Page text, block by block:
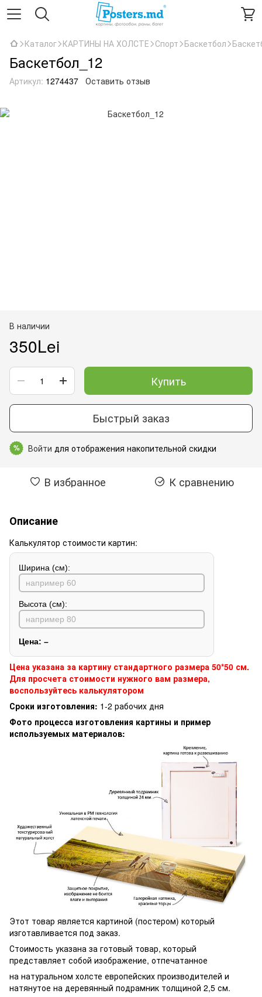
Каталог КАРТИНЫ НА ХОЛСТЕ Спорт Баскетбол
Баскетбол_12
Артикул: 1274437 Оставить отзыв
В наличии
350Lei
Купить
Быстрый заказ
% Войти для отображения накопительной скидки
В избранное К сравнению
Описание
Калькулятор стоимости картин:
Ширина (см):
Высота (см):
Цена: –
Цена указана за картину стандартного размера 50*50 см.
Для просчета стоимости нужного вам размера,
воспользуйтесь калькулятором
Сроки изготовления: 1-2 рабочих дня
Фото процесса изготовления картины и пример
используемых материалов:
Этот товар является картиной (постером) который
изготавливается под заказ.
Стоимость указана за готовый товар, который
представляет собой изображение, отпечатанное
на натуральном холсте европейских производителей и
натянутое на деревянный подрамник толщиной 2,5 см.